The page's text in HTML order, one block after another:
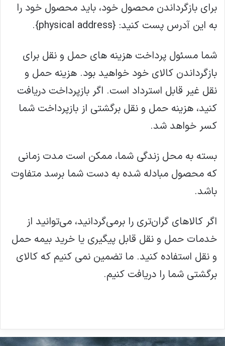
برای بازگرداندن محصول خود، باید محصول خود را
به این آدرس پست کنید: {physical address}.
شما مسئول پرداخت هزینه های حمل و نقل برای
بازگرداندن کالای خود خواهید بود. هزینه حمل و
نقل غیر قابل استرداد است. اگر بازپرداخت دریافت
کنید، هزینه حمل و نقل برگشتی از بازپرداخت شما
کسر خواهد شد.
بسته به محل زندگی شما، ممکن است مدت زمانی
که محصول مبادله شده به دست شما برسد متفاوت
باشد.
اگر کالاهای گران‌تری را برمی‌گردانید، می‌توانید از
خدمات حمل و نقل قابل پیگیری یا خرید بیمه حمل
و نقل استفاده کنید. ما تضمین نمی کنیم که کالای
برگشتی شما را دریافت کنیم.